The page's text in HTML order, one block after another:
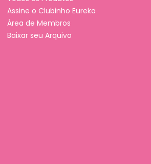
Assine o Clubinho Eureka
Área de Membros
Baixar seu Arquivo